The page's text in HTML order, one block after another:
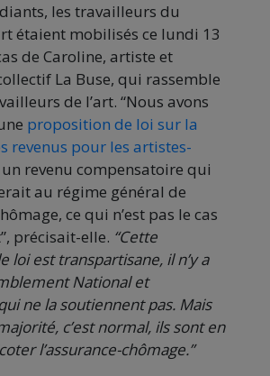
les travailleurs du
étaient mobilisés ce lundi 13
de Caroline, artiste et
La Buse, qui rassemble
de l’art. “Nous avons
proposition de loi sur la
revenus pour les artistes-
un revenu compensatoire qui
au régime général de
ce qui n’est pas le cas
précisait-elle. “Cette
loi est transpartisane, il n’y a
National et
ne la soutiennent pas. Mais
c’est normal, ils sont en
l’assurance-chômage.”